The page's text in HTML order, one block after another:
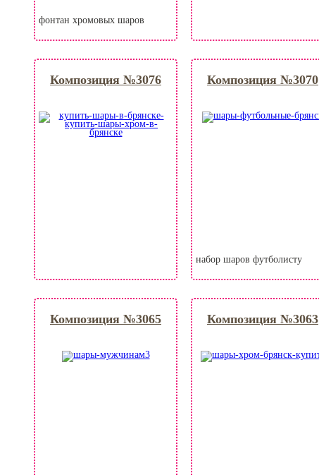
фонтан хромовых шаров
Композиция №3076 Композиция №3070
набор шаров футболисту
Композиция №3065 Композиция №3063